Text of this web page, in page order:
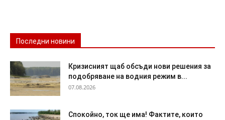
Последни новини
Кризисният щаб обсъди нови решения за
подобряване на водния режим в...
07.08.2026
Спокойно, ток ще има! Фактите, които